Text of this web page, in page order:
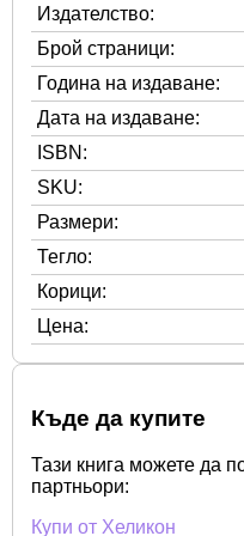
Издателство:
Брой страници:
Година на издаване:
Дата на издаване:
ISBN:
SKU:
Размери:
Тегло:
Корици:
Цена:
Къде да купите
Тази книга можете да
партньори:
Купи от Хеликон